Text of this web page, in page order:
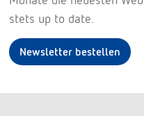
stets up to date.
Newsletter bestellen